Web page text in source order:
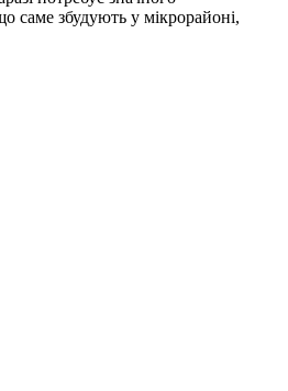
саме збудують у мікрорайоні,